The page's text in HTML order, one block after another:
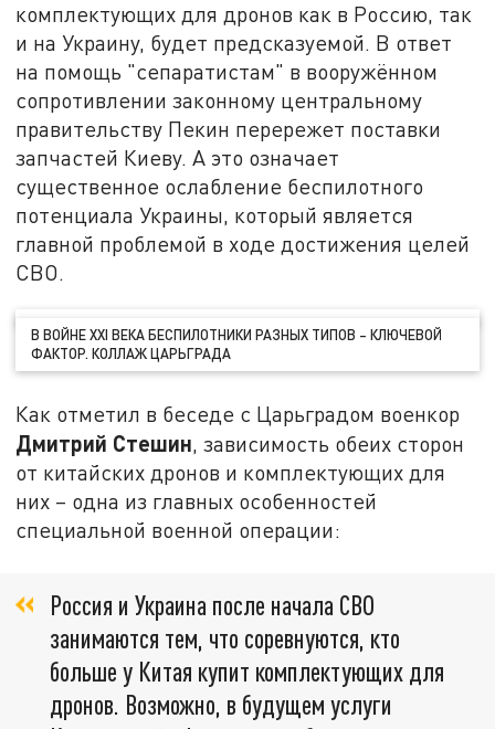
комплектующих для дронов как в Россию, так
и на Украину, будет предсказуемой. В ответ
на помощь "сепаратистам" в вооружённом
сопротивлении законному центральному
правительству Пекин перережет поставки
запчастей Киеву. А это означает
существенное ослабление беспилотного
потенциала Украины, который является
главной проблемой в ходе достижения целей
СВО.
В ВОЙНЕ XXI ВЕКА БЕСПИЛОТНИКИ РАЗНЫХ ТИПОВ – КЛЮЧЕВОЙ
ФАКТОР. КОЛЛАЖ ЦАРЬГРАДА
Как отметил в беседе с Царьградом военкор
Дмитрий Стешин, зависимость обеих сторон
от китайских дронов и комплектующих для
них – одна из главных особенностей
специальной военной операции:
Россия и Украина после начала СВО
занимаются тем, что соревнуются, кто
больше у Китая купит комплектующих для
дронов. Возможно, в будущем услуги